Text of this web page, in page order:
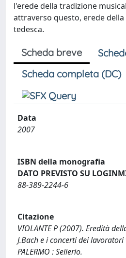
l'erede della tradizione
attraverso questo, erede
tedesca.
Scheda breve
Scheda completa (DC)
Data
2007
ISBN della monografia
DATO PREVISTO SU
88-389-2244-6
Citazione
VIOLANTE P (2007). Eredità
J.Bach e i concerti dei
PALERMO : Sellerio.